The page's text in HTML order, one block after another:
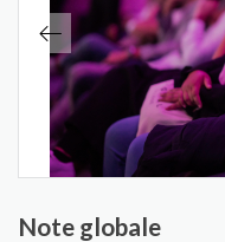
Note globale